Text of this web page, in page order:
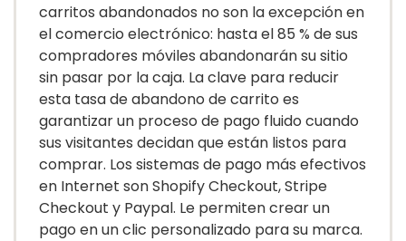
carritos abandonados no son la excepción en
el comercio electrónico: hasta el 85 % de sus
compradores móviles abandonarán su sitio
sin pasar por la caja. La clave para reducir
esta tasa de abandono de carrito es
garantizar un proceso de pago fluido cuando
sus visitantes decidan que están listos para
comprar. Los sistemas de pago más efectivos
en Internet son Shopify Checkout, Stripe
Checkout y Paypal. Le permiten crear un
pago en un clic personalizado para su marca.